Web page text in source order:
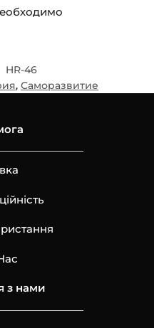
HR-46
, Саморазвитие
з нами